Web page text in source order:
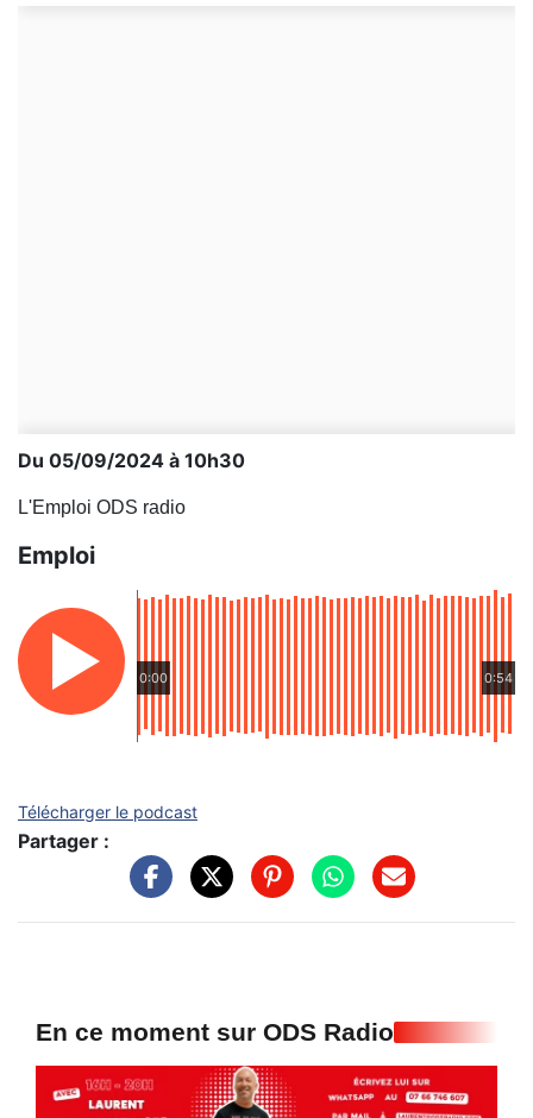
Du 05/09/2024 à 10h30
L'Emploi ODS radio
Emploi
0:00 0:54
Télécharger le podcast
Partager :
En ce moment sur ODS Radio